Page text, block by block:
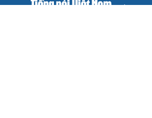
Báo in xuất bản